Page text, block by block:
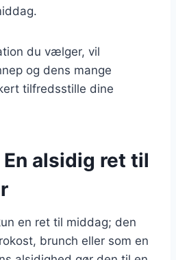
du vælger, vil
og dens mange
tilfredsstille dine
alsidig ret til
en ret til middag; den
brunch eller som en